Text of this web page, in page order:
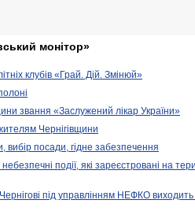
монітор»
клубів «Грай. Дій. Змінюй»
звання «Заслужений лікар України»
Чернігівщини
вибір посади, гідне забезпечення
події, які зареєстровані на
під управлінням НЕФКО